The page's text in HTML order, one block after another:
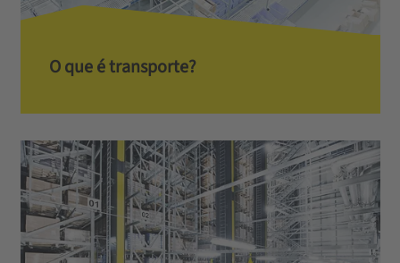
O que é transporte?